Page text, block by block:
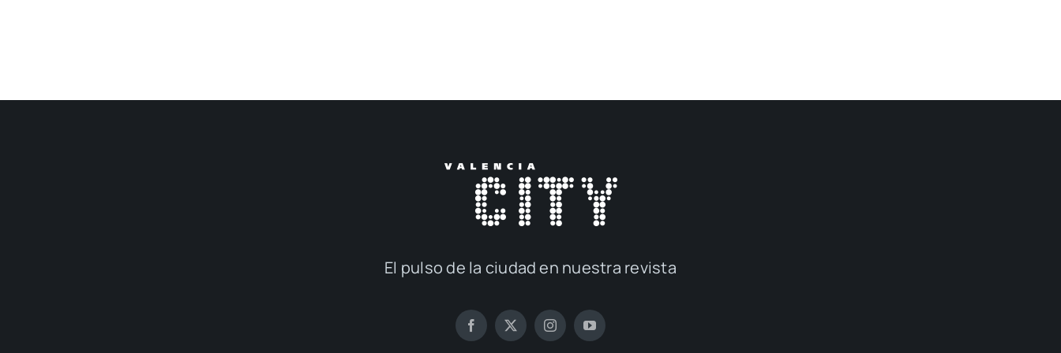
El pul­so de la ciu­dad en nues­tra revis­ta